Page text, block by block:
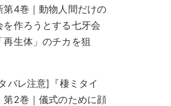
第4巻｜動物人間だけの
を作ろうとする七牙会
再生体」のチカを狙
バレ注意]『棲ミタイ
第2巻｜儀式のために顔